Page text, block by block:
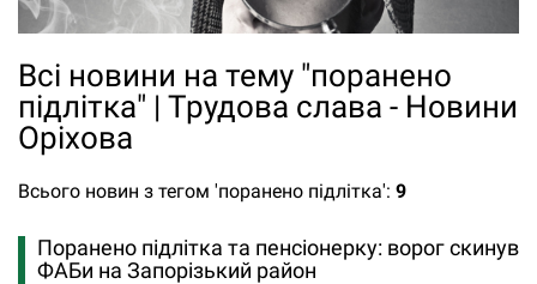
Всі новини на тему "поранено
підлітка" | Трудова слава - Новини
Оріхова
Всього новин з тегом 'поранено підлітка': 9
Поранено підлітка та пенсіонерку: ворог скинув
ФАБи на Запорізький район